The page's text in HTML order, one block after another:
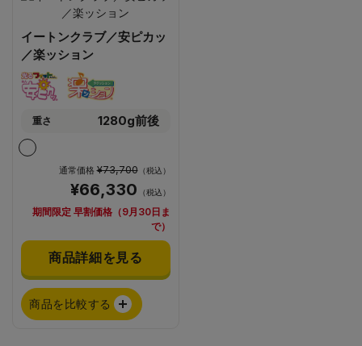
イートンクラブ／安ピカッ
／楽ッション
重さ 1280g前後
通常価格¥73,700（税込）
¥66,330 （税込）
期間限定 早割価格（9月30日ま
で）
商品詳細を見る
商品を比較する